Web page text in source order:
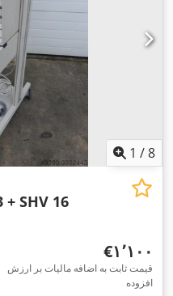
1 /8
+ SHV 16
‎€۱٬۱۰۰
قیمت ثابت به اضافه مالیات بر ارزش
افزوده